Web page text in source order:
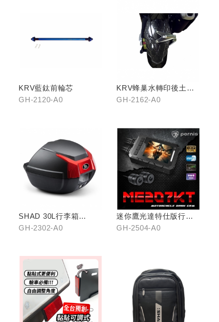
KRV藍鈦前輪芯
GH-2120-A0
KRV蜂巢水轉印後土除
(鈦灰色)
GH-2162-A0
SHAD 30L行李箱
(KYMCO專屬款)
GH-2302-A0
迷你鷹光達特仕版行車
記錄器
GH-2504-A0